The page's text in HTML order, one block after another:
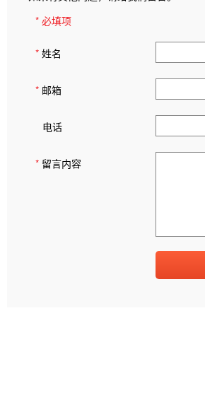
* 必填项
* 姓名
* 邮箱
电话
* 留言内容